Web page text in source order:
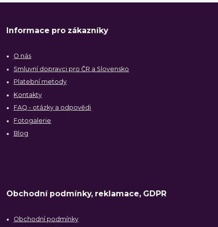
Informace pro zákazníky
O nás
Smluvní dopravci pro ČR a Slovensko
Platební metody
Kontakty
FAQ - otázky a odpovědi
Fotogalerie
Blog
Obchodní podmínky, reklamace, GDPR
Obchodní podmínky